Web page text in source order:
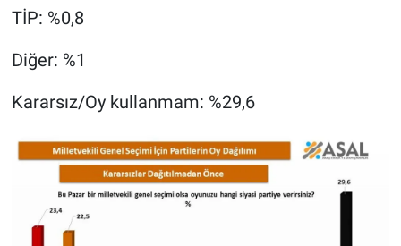
TİP: %0,8
Diğer: %1
Kararsız/Oy kullanmam: %29,6